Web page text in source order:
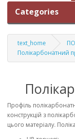
Categories
text_home
Полікарбонатний
Профіль
конструкцій з
цього матеріалу.